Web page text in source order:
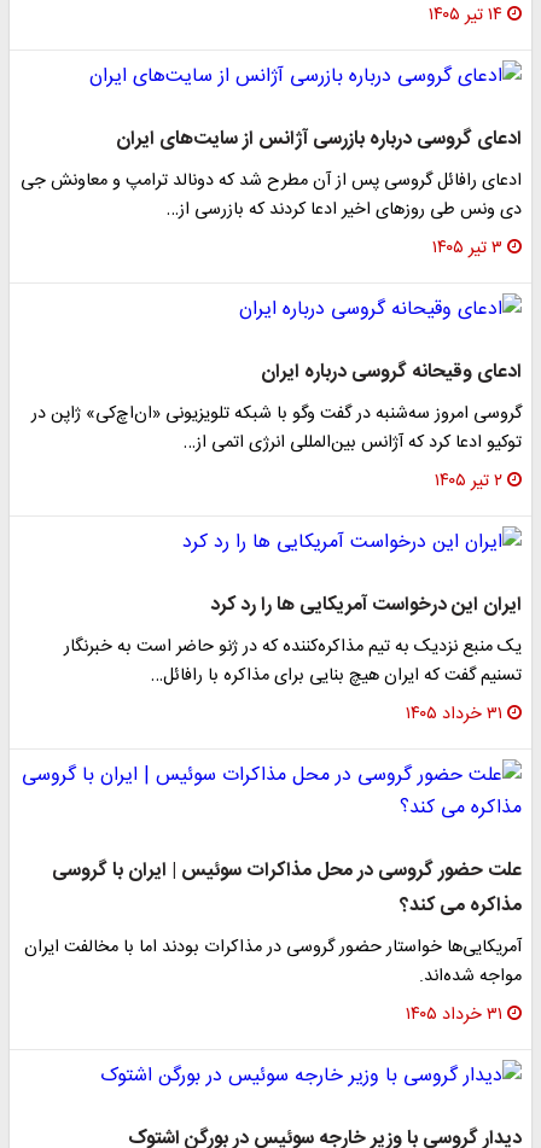
۱۴ تیر ۱۴۰۵
ادعای گروسی درباره بازرسی آژانس از سایت‌های ایران
ادعای رافائل گروسی پس از آن مطرح شد که دونالد ترامپ و معاونش جی
دی ونس طی روزهای اخیر ادعا کردند که بازرسی از…
۳ تیر ۱۴۰۵
ادعای وقیحانه گروسی درباره ایران
گروسی امروز سه‌شنبه در گفت‌ وگو با شبکه تلویزیونی «ان‌اچ‌کی» ژاپن در
توکیو ادعا کرد که آژانس بین‌المللی انرژی اتمی از…
۲ تیر ۱۴۰۵
ایران این درخواست آمریکایی ها را رد کرد
یک منبع نزدیک به تیم مذاکره‌کننده که در ژنو حاضر است به خبرنگار
تسنیم گفت که ایران هیچ بنایی برای مذاکره با رافائل…
۳۱ خرداد ۱۴۰۵
علت حضور گروسی در محل مذاکرات سوئیس | ایران با گروسی
مذاکره می کند؟
آمریکایی‌ها خواستار حضور گروسی در مذاکرات بودند اما با مخالفت ایران
مواجه شده‌اند.
۳۱ خرداد ۱۴۰۵
دیدار گروسی با وزیر خارجه سوئیس در بورگن اشتوک